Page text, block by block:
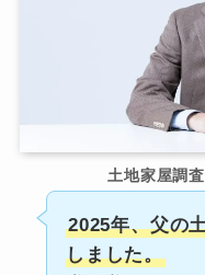
土地家屋調
2025年、父の
しました。